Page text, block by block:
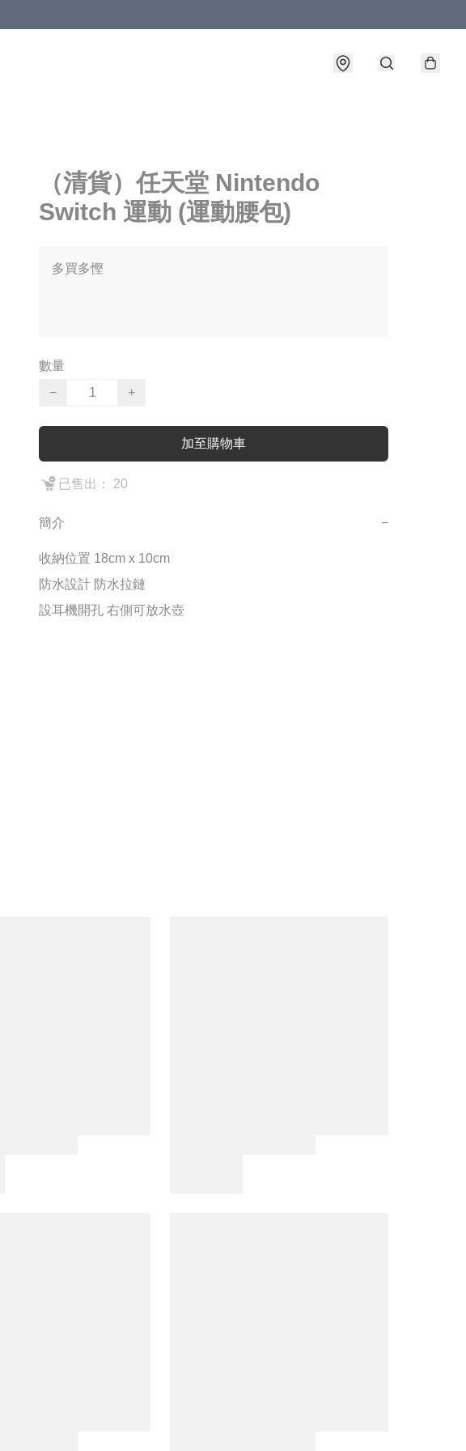
（清貨）任天堂 Nintendo
Switch 運動 (運動腰包)
多買多慳
數量
−
+
加至購物車
已售出： 20
簡介 −
收納位置 18cm x 10cm
防水設計 防水拉鏈
設耳機開孔 右側可放水壺